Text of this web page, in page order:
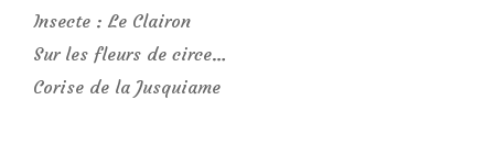
Insecte : Le Clairon
Sur les fleurs de circe…
Corise de la Jusquiame